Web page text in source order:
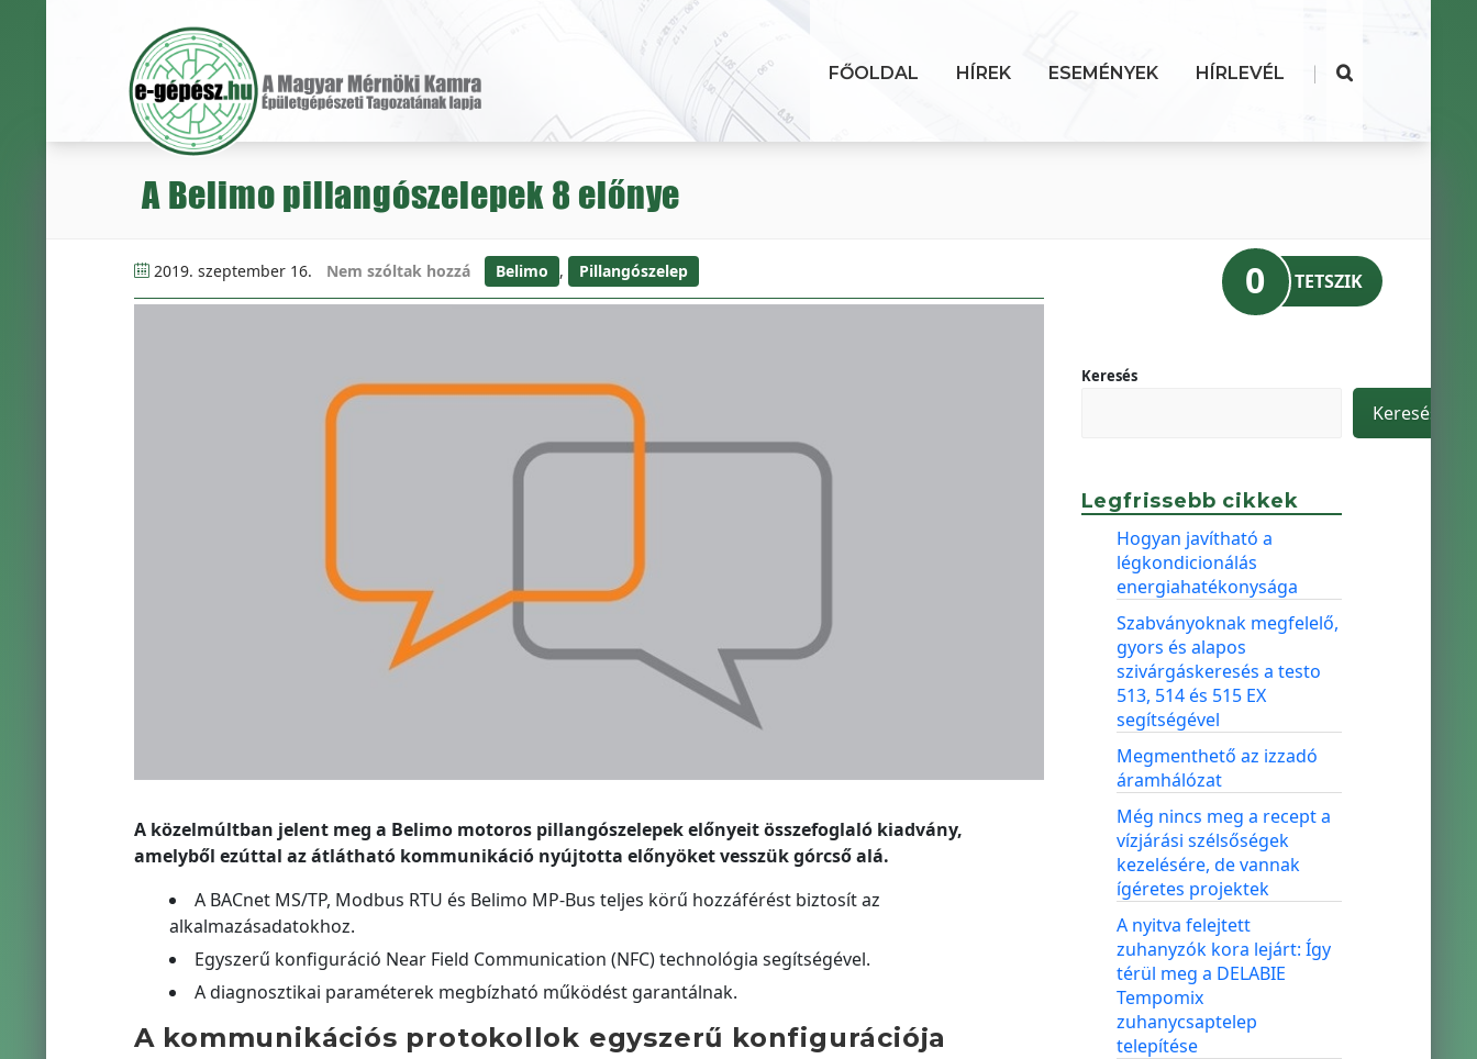
FŐOLDAL HÍREK ESEMÉNYEK HÍRLEVÉL |
A Belimo pillangószelepek 8 előnye
2019. szeptember 16. Nem szóltak hozzá Belimo , Pillangószelep
A közelmúltban jelent meg a Belimo motoros pillangószelepek előnyeit összefoglaló kiadvány,
amelyből ezúttal az átlátható kommunikáció nyújtotta előnyöket vesszük górcső alá.
A BACnet MS/TP, Modbus RTU és Belimo MP-Bus teljes körű hozzáférést biztosít az
alkalmazásadatokhoz.
Egyszerű konfiguráció Near Field Communication (NFC) technológia segítségével.
A diagnosztikai paraméterek megbízható működést garantálnak.
A kommunikációs protokollok egyszerű konfigurációja
0 TETSZIK
Keresés
Keresés
Legfrissebb cikkek
Hogyan javítható a
légkondicionálás
energiahatékonysága
Szabványoknak megfelelő,
gyors és alapos
szivárgáskeresés a testo
513, 514 és 515 EX
segítségével
Megmenthető az izzadó
áramhálózat
Még nincs meg a recept a
vízjárási szélsőségek
kezelésére, de vannak
ígéretes projektek
A nyitva felejtett
zuhanyzók kora lejárt: Így
térül meg a DELABIE
Tempomix
zuhanycsaptelep
telepítése